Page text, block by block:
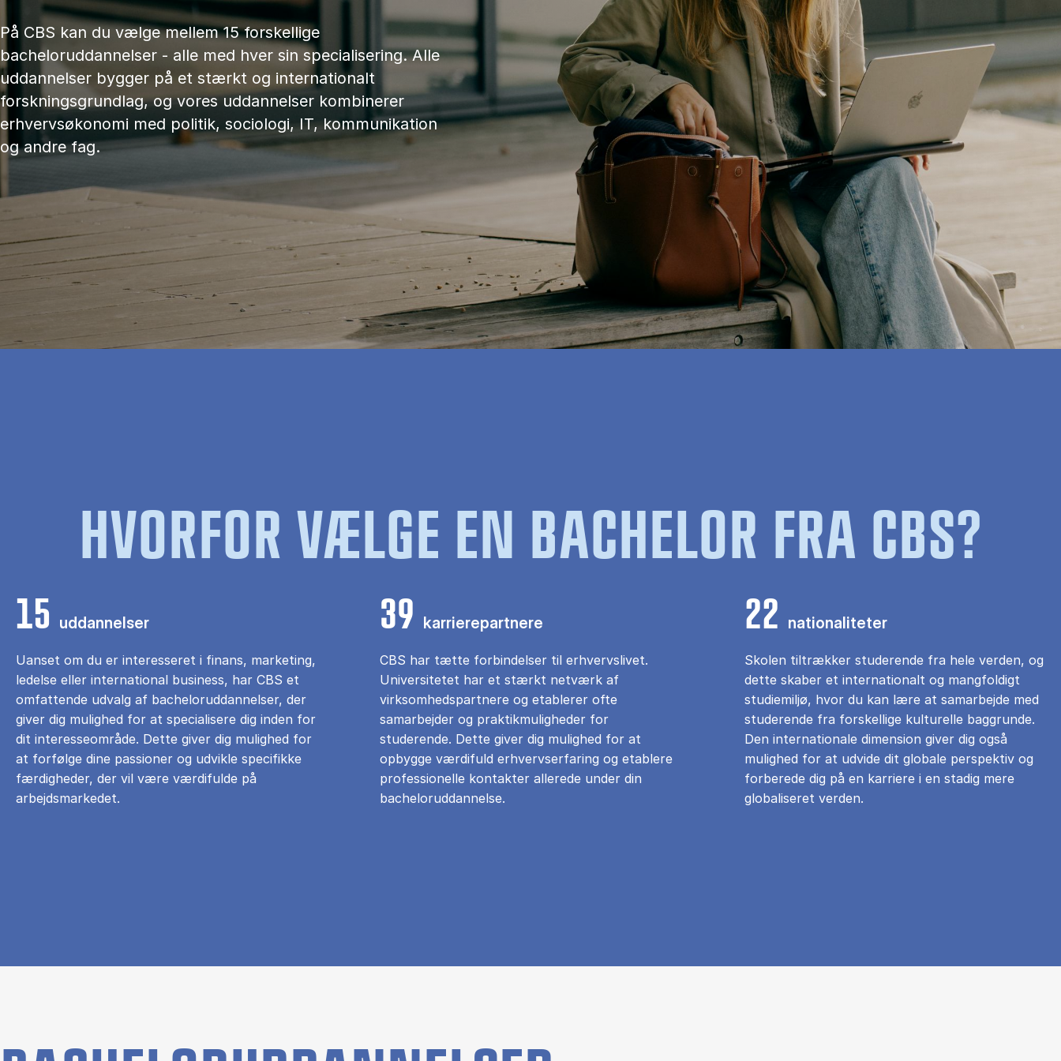
På CBS kan du vælge mellem 15 forskellige
bacheloruddannelser - alle med hver sin specialisering. Alle
uddannelser bygger på et stærkt og internationalt
forskningsgrundlag, og vores uddannelser kombinerer
erhvervsøkonomi med politik, sociologi, IT, kommunikation
og andre fag.
HVORFOR VÆLGE EN BACHELOR FRA CBS?
15 uddannelser
Uanset om du er interesseret i finans, marketing,
ledelse eller international business, har CBS et
omfattende udvalg af bacheloruddannelser, der
giver dig mulighed for at specialisere dig inden for
dit interesseområde. Dette giver dig mulighed for
at forfølge dine passioner og udvikle specifikke
færdigheder, der vil være værdifulde på
arbejdsmarkedet.
39 karrierepartnere
CBS har tætte forbindelser til erhvervslivet.
Universitetet har et stærkt netværk af
virksomhedspartnere og etablerer ofte
samarbejder og praktikmuligheder for
studerende. Dette giver dig mulighed for at
opbygge værdifuld erhvervserfaring og etablere
professionelle kontakter allerede under din
bacheloruddannelse.
22 nationaliteter
Skolen tiltrækker studerende fra hele verden, og
dette skaber et internationalt og mangfoldigt
studiemiljø, hvor du kan lære at samarbejde med
studerende fra forskellige kulturelle baggrunde.
Den internationale dimension giver dig også
mulighed for at udvide dit globale perspektiv og
forberede dig på en karriere i en stadig mere
globaliseret verden.